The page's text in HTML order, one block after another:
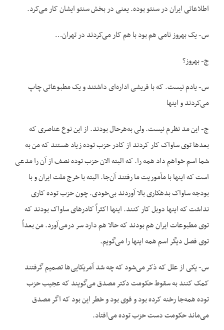
اطلاعاتی ایران در سنتو بوده. یعنی در بخش سنتو ایشان کار می‌کرد.
س- یک بهروز نامی هم بود با هم کار می‌کردند در تهران…
ج- بهروز؟
س- یادم نیست. که با قریشی اداره‌ای داشتند و یک مطبوعاتی چاپ
می‌کردند و اینها
ج- این مد نظرم نیست. ولی به‌هرحال بودند. از این نوع عناصری که
بعدها توی ساواک کار کردند از کادر حزب توده زیاد هستند که من به
شما اسم خواهم داد همه را. که البته الان حزب توده نصف از آن را مدعی
است که اینها با مأموریت ما رفتند آن‌جا. البته با خرج ملت ایران و با
بودجه ساواک بدهکاری بالا آوردند بی‌خودی. چون حزب توده کاری
نداشت که اینها دوبل کار کنند. اینها اکثراً کادرهای ساواک بودند که
توی مطبوعات ایران هم بودند که حالا هم دارد سر درمی‌آورد. من بعداً
توی فصل دیگر اسم همه اینها را می‌گویم.
س- یکی از علل که ذکر می‌شود که چه شد آمریکایی‌ها تصمیم گرفتند
کمک کنند به سقوط حکومت دکتر مصدق می‌گویند که عجیب حزب
توده همه‌جا رخنه کرده بود و قوی بود و خطر این بود که اگر مصدق
می‌ماند حکومت دست حزب توده می‌افتاد.